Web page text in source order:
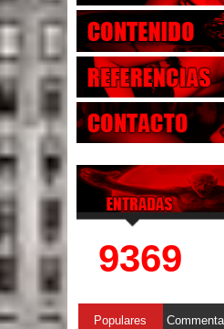
9369
Populares